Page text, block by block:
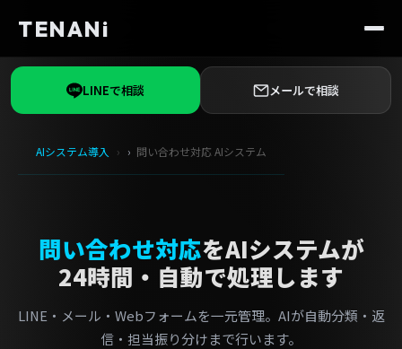
TENANi
LINEで相談 メールで相談
AIシステム導入 問い合わせ対応 AIシステム
問い合わせ対応をAIシステムが
24時間・自動で処理します
LINE・メール・Webフォームを一元管理。AIが自動分類・返
信・担当振り分けまで行います。